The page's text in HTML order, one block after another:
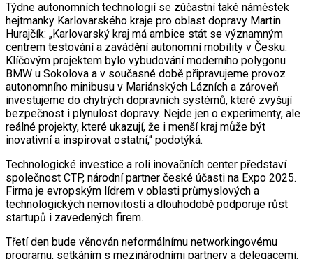
Týdne autonomních technologií se zúčastní také náměstek
hejtmanky Karlovarského kraje pro oblast dopravy Martin
Hurajčík: „Karlovarský kraj má ambice stát se významným
centrem testování a zavádění autonomní mobility v Česku.
Klíčovým projektem bylo vybudování moderního polygonu
BMW u Sokolova a v současné době připravujeme provoz
autonomního minibusu v Mariánských Lázních a zároveň
investujeme do chytrých dopravních systémů, které zvyšují
bezpečnost i plynulost dopravy. Nejde jen o experimenty, ale
reálné projekty, které ukazují, že i menší kraj může být
inovativní a inspirovat ostatní,“ podotýká.
Technologické investice a roli inovačních center představí
společnost CTP, národní partner české účasti na Expo 2025.
Firma je evropským lídrem v oblasti průmyslových a
technologických nemovitostí a dlouhodobě podporuje růst
startupů i zavedených firem.
Třetí den bude věnován neformálnímu networkingovému
programu, setkáním s mezinárodními partnery a delegacemi.